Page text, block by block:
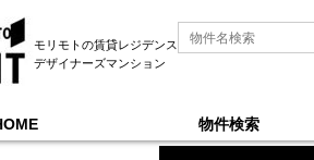
モリモトの賃貸レジデンス
デザイナーズマンション
物件検索
＞